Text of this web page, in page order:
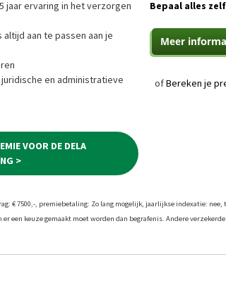
jaar ervaring in het verzorgen
aan te passen aan je
en administratieve
VOOR DE DELA
>
Bepaal alles zelf
ofBereken je
€ 7500,-, premiebetaling: Zo lang mogelijk, jaarlijkse indexatie: nee,
een keuze gemaakt moet worden dan begrafenis. Andere verzekerde